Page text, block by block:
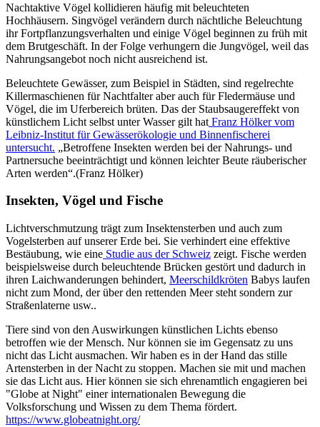
Nachtaktive Vögel kollidieren häufig mit beleuchteten
Hochhäusern. Singvögel verändern durch nächtliche Beleuchtung
ihr Fortpflanzungsverhalten und einige Vögel beginnen zu früh mit
dem Brutgeschäft. In der Folge verhungern die Jungvögel, weil das
Nahrungsangebot noch nicht ausreichend ist.
Beleuchtete Gewässer, zum Beispiel in Städten, sind regelrechte
Killermaschienen für Nachtfalter aber auch für Fledermäuse und
Vögel, die im Uferbereich brüten. Das der Staubsaugereffekt von
künstlichem Licht selbst unter Wasser gilt hat Franz Hölker vom
Leibniz-Institut für Gewässerökologie und Binnenfischerei
untersucht. „Betroffene Insekten werden bei der Nahrungs- und
Partnersuche beeinträchtigt und können leichter Beute räuberischer
Arten werden“.(Franz Hölker)
Insekten, Vögel und Fische
Lichtverschmutzung trägt zum Insektensterben und auch zum
Vogelsterben auf unserer Erde bei. Sie verhindert eine effektive
Bestäubung, wie eine Studie aus der Schweiz zeigt. Fische werden
beispielsweise durch beleuchtende Brücken gestört und dadurch in
ihren Laichwanderungen behindert, Meerschildkröten Babys laufen
nicht zum Mond, der über den rettenden Meer steht sondern zur
Straßenlaterne usw..
Tiere sind von den Auswirkungen künstlichen Lichts ebenso
betroffen wie der Mensch. Nur können sie im Gegensatz zu uns
nicht das Licht ausmachen. Wir haben es in der Hand das stille
Artensterben in der Nacht zu stoppen. Machen sie mit und machen
sie das Licht aus. Hier können sie sich ehrenamtlich engagieren bei
"Globe at Night" einer internationalen Bewegung die
Volksforschung und Wissen zu dem Thema fördert.
https://www.globeatnight.org/